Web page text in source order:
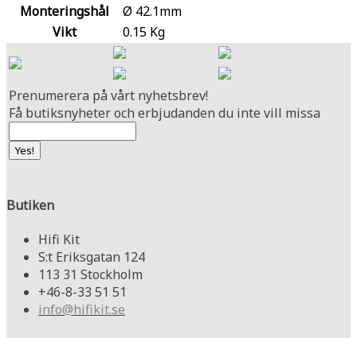
Monteringshål
Ø 42.1mm
Vikt
0.15 Kg
Prenumerera på vårt nyhetsbrev!
Få butiksnyheter och erbjudanden du inte vill missa
Butiken
Hifi Kit
S:t Eriksgatan 124
113 31 Stockholm
+46-8-33 51 51
info@hifikit.se